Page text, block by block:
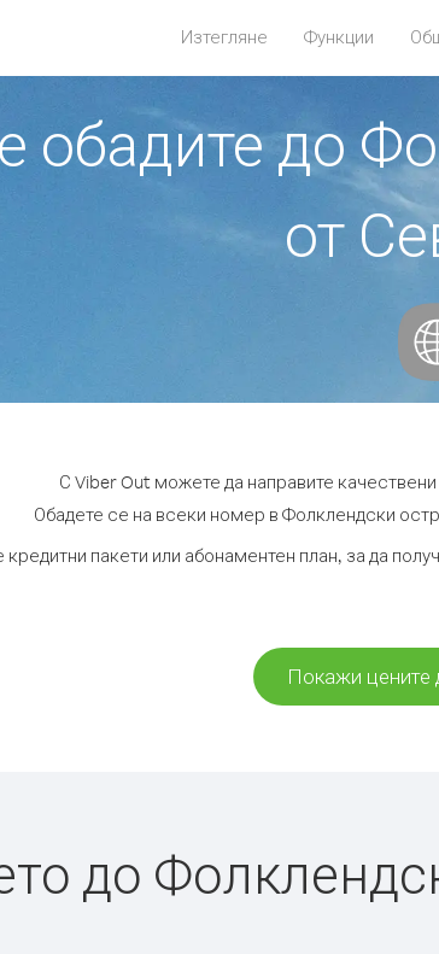
Изтегляне Функции
обадите до
от
С Viber Out можете да направите
Обадете се на всеки номер в Фолклендски
кредитни пакети или абонаментен план, за да
Покажи цените
до